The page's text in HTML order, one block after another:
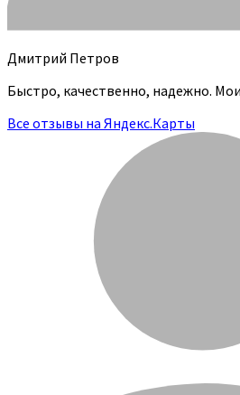
Дмитрий Петров
Быстро, качественно, надежно.
Все отзывы на Яндекс.Карты